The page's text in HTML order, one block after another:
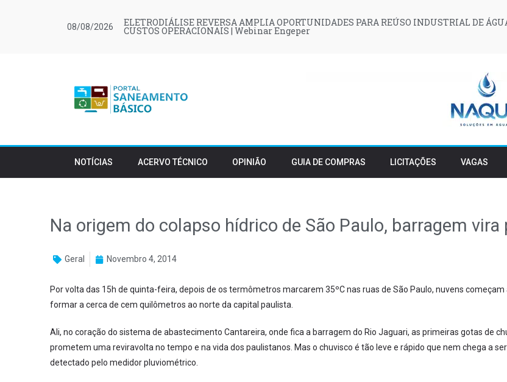
08/08/2026 ELETRODIÁLISE REVERSA AMPLIA OPORTUNIDADES PARA REÚSO INDUSTRIAL DE
CUSTOS OPERACIONAIS | Webinar Engeper
NOTÍCIAS ACERVO TÉCNICO OPINIÃO GUIA DE COMPRAS LICITAÇÕES VAGAS
Na origem do colapso hídrico de São Paulo, barragem vira
Geral Novembro 4, 2014
Por volta das 15h de quinta-feira, depois de os termômetros marcarem 35ºC nas ruas de São Paulo, nuvens começam
formar a cerca de cem quilômetros ao norte da capital paulista.
Ali, no coração do sistema de abastecimento Cantareira, onde fica a barragem do Rio Jaguari, as primeiras gotas de
prometem uma reviravolta no tempo e na vida dos paulistanos. Mas o chuvisco é tão leve e rápido que nem chega a ser
detectado pelo medidor pluviométrico.